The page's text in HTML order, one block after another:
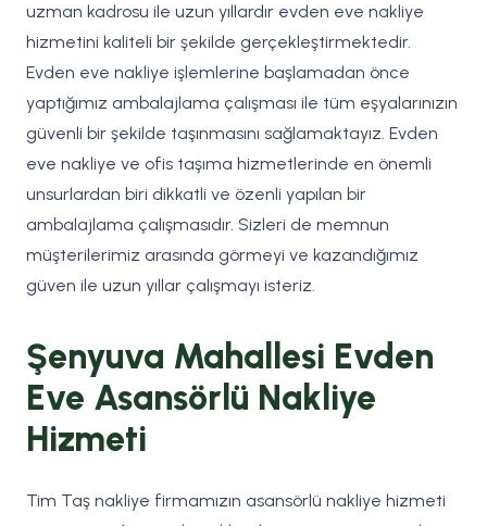
uzman kadrosu ile uzun yıllardır evden eve nakliye
hizmetini kaliteli bir şekilde gerçekleştirmektedir.
Evden eve nakliye işlemlerine başlamadan önce
yaptığımız ambalajlama çalışması ile tüm eşyalarınızın
güvenli bir şekilde taşınmasını sağlamaktayız. Evden
eve nakliye ve ofis taşıma hizmetlerinde en önemli
unsurlardan biri dikkatli ve özenli yapılan bir
ambalajlama çalışmasıdır. Sizleri de memnun
müşterilerimiz arasında görmeyi ve kazandığımız
güven ile uzun yıllar çalışmayı isteriz.
Şenyuva Mahallesi Evden
Eve Asansörlü Nakliye
Hizmeti
Tim Taş nakliye firmamızın asansörlü nakliye hizmeti